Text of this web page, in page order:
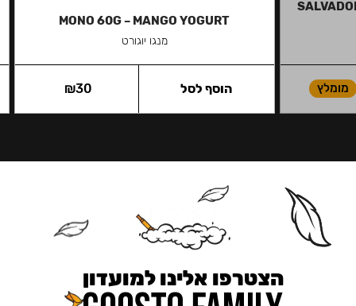
מומלץ
MONO 60G – MANGO YOGURT
מנגו יוגורט
₪30 הוסף לסל
הצטרפו אלינו למועדון